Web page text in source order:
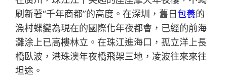
刷新著“千年商都”的高度。在深圳，舊日包養的
漁村蝶變為現在的國際化年夜都會，已經的前海
灘涂上已高樓林立。在珠江進海口，孤立洋上長
橋臥波，港珠澳年夜橋飛架三地，凌波往來來往
坦途。